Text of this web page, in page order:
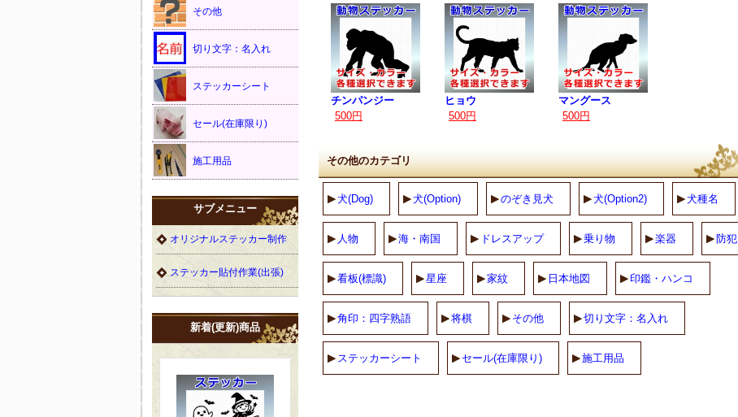
チンパンジー
500円
ヒョウ
500円
マングース
500円
その他のカテゴリ
犬(Dog) 犬(Option) のぞき見犬 犬(Option2) 犬種名
人物 海・南国 ドレスアップ 乗り物 楽器 防犯
看板(標識) 星座 家紋 日本地図 印鑑・ハンコ
角印：四字熟語 将棋 その他 切り文字：名入れ
ステッカーシート セール(在庫限り) 施工用品
その他
切り文字：名入れ
ステッカーシート
セール(在庫限り)
施工用品
サブメニュー
オリジナルステッカー制作
ステッカー貼付作業(出張)
新着(更新)商品